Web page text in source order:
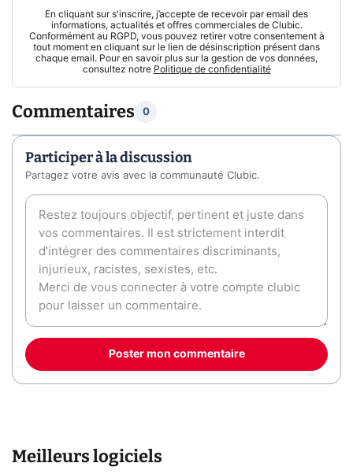
En cliquant sur s'inscrire, j’accepte de recevoir par email des
informations, actualités et offres commerciales de Clubic.
Conformément au RGPD, vous pouvez retirer votre consentement à
tout moment en cliquant sur le lien de désinscription présent dans
chaque email. Pour en savoir plus sur la gestion de vos données,
consultez notre Politique de confidentialité
Commentaires 0
Participer à la discussion
Partagez votre avis avec la communauté Clubic.
Poster mon commentaire
Meilleurs logiciels